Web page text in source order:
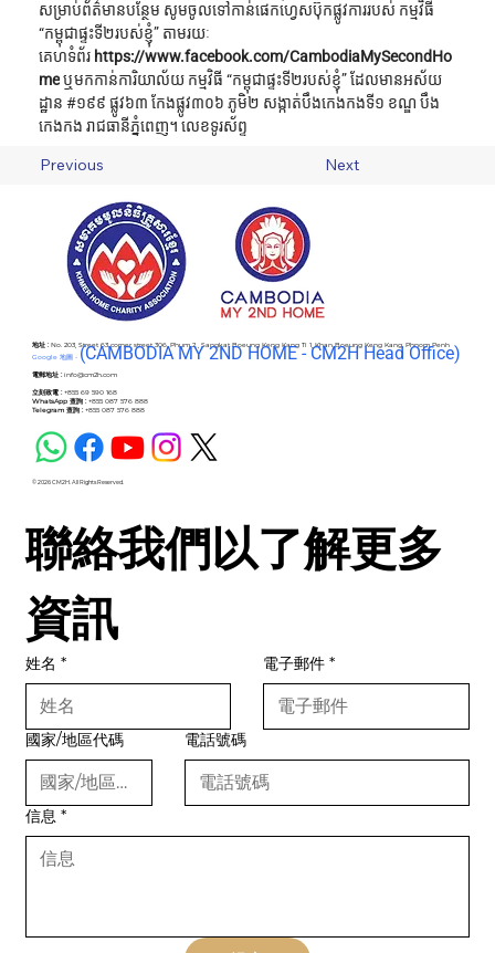
សម្រាប់ព័ត៌មានបន្ថែម សូមចូលទៅកាន់ផេកហ្វេសប៊ុកផ្លូវការរបស់ កម្មវិធី
“កម្ពុជាផ្ទះទី២របស់ខ្ញុំ” តាមរយៈ
គេហទំព័រ https://www.facebook.com/CambodiaMySecondHo
me ឬមកកាន់ការិយាល័យ កម្មវិធី “កម្ពុជាផ្ទះទី២របស់ខ្ញុំ” ដែលមានអស័យ
ដ្ឋាន #១៩៩ ផ្លូវ៦៣ កែងផ្លូវ៣០៦ ភូមិ២ សង្កាត់បឹងកេងកងទី១ ខណ្ឌ បឹង
កេងកង រាជធានីភ្នំពេញ។ លេខទូរស័ព្ទ
Previous Next
地址 :No. 203, Street 63 corner street 306, Phum 2 , Sangkat Boeung Keng Kang Ti 1, Khan Boeung Keng Kang, Phnom Penh
Google 地圖 - (CAMBODIA MY 2ND HOME - CM2H Head Office)
電郵地址 : info@cm2h.com
立刻致電 :+855 69 590 168
WhatsApp 查詢 :+855 087 576 888
Telegram 查詢 :+855 087 576 888
© 2026 CM2H. All Rights Reserved.
聯絡我們以了解更多
資訊
姓名 * 電子郵件 *
國家/地區代碼 電話號碼
信息 *